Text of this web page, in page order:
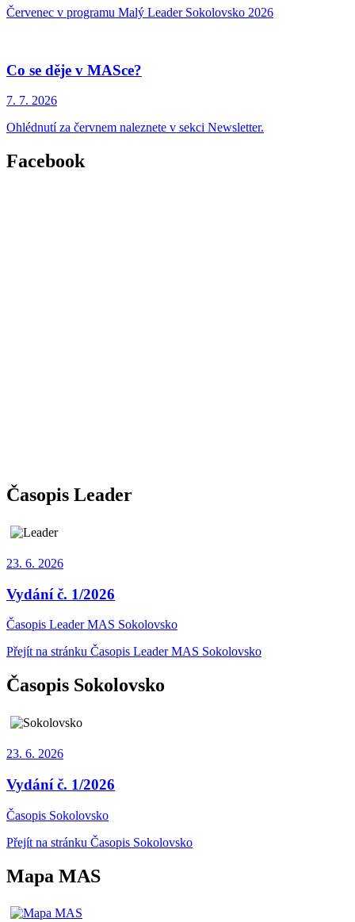
Červenec v programu Malý Leader Sokolovsko 2026
Co se děje v MASce?
7. 7. 2026
Ohlédnutí za červnem naleznete v sekci Newsletter.
Facebook
Časopis Leader
23. 6. 2026
Vydání č. 1/2026
Časopis Leader MAS Sokolovsko
Přejít na stránku Časopis Leader MAS Sokolovsko
Časopis Sokolovsko
23. 6. 2026
Vydání č. 1/2026
Časopis Sokolovsko
Přejít na stránku Časopis Sokolovsko
Mapa MAS